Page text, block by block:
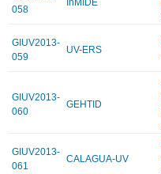
058
GIUV2013-
059
UV-ERS
GIUV2013-
060
GEHTID
GIUV2013-
061
CALAGUA-UV